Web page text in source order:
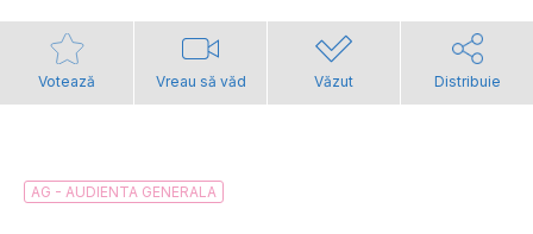
Votează Vreau să văd Văzut Distribuie
AG - AUDIENTA GENERALA